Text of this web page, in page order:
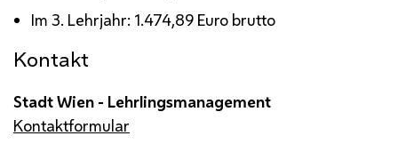
Im 3. Lehrjahr: 1.474,89 Euro brutto
Kontakt
Stadt Wien - Lehrlingsmanagement
Kontaktformular